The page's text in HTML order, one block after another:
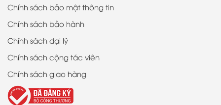
Chính sách bảo mật thông tin
Chính sách bảo hành
Chính sách đại lý
Chính sách cộng tác viên
Chính sách giao hàng